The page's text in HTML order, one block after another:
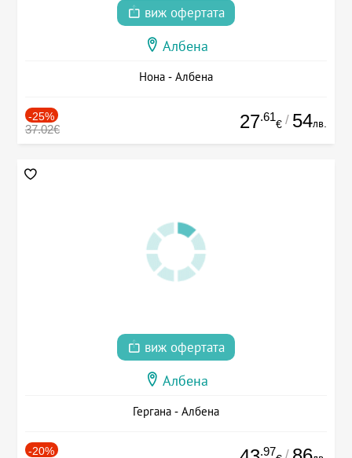
виж офертата
Албена
Нона - Албена
-25%
37.02€ 27.61
€ / 54лв.
виж офертата
Албена
Гергана - Албена
-20% .97 /